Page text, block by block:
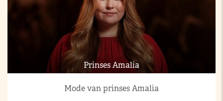
Prinses Amalia
Mode van prinses Amalia